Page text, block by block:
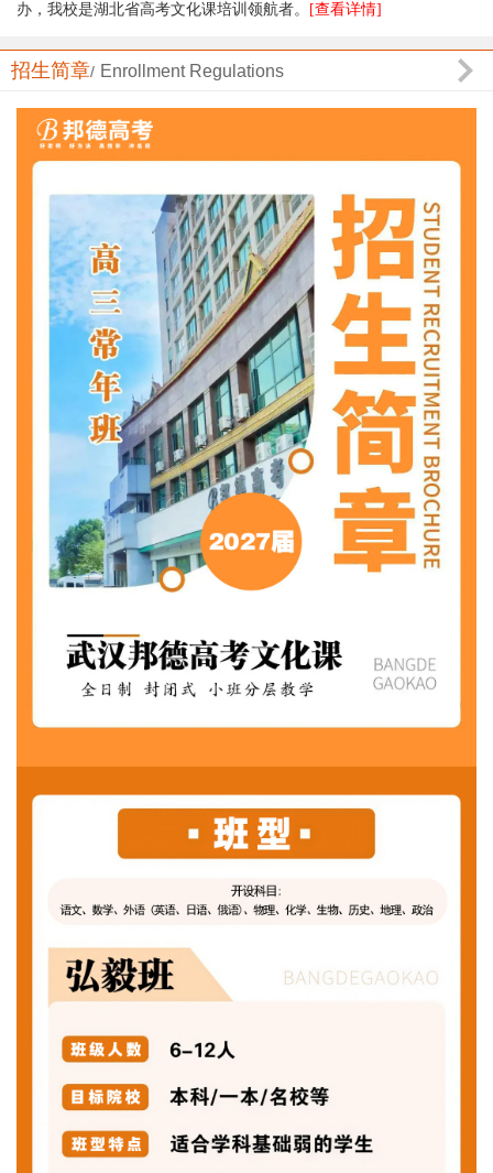
办，我校是湖北省高考文化课培训领航者。
[查看详情]
招生简章/ Enrollment Regulations